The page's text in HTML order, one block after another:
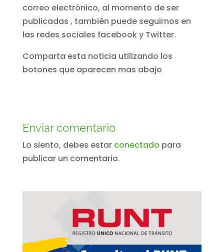
correo electrónico, al momento de ser
publicadas , también puede seguirnos en
las redes sociales facebook y Twitter.
Comparta esta noticia utilizando los
botones que aparecen mas abajo
Enviar comentario
Lo siento, debes estar conectado para
publicar un comentario.